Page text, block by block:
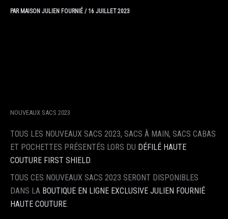
PAR MAISON JULIEN FOURNIÉ /16 JUILLET 2023
NOUVEAUX SACS 2023
TOUS LES NOUVEAUX SACS 2023, SACS À MAIN, SACS CABAS
ET POCHETTES PRÉSENTÉS LORS DU DÉFILÉ HAUTE
COUTURE FIRST SHIELD.
TOUS CES NOUVEAUX SACS 2023 SERONT DISPONIBLES
DANS LA BOUTIQUE EN LIGNE EXCLUSIVE JULIEN FOURNIÉ
HAUTE COUTURE.